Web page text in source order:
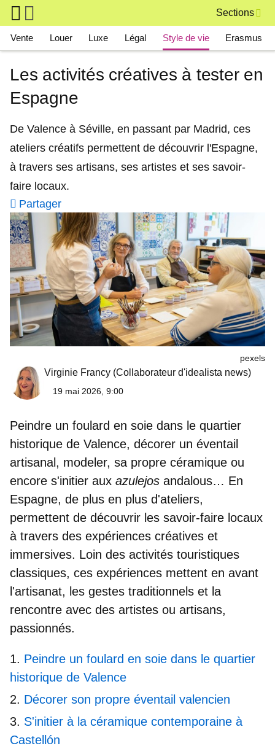
Skip to main content
Sections
Main navigation
Vente Louer Luxe Légal Style de vie Erasmus
Les activités créatives à tester en
Espagne
De Valence à Séville, en passant par Madrid, ces
ateliers créatifs permettent de découvrir l'Espagne,
à travers ses artisans, ses artistes et ses savoir-
faire locaux.
Partager
pexels
Virginie Francy (Collaborateur d'idealista news)
19 mai 2026, 9:00
Peindre un foulard en soie dans le quartier
historique de Valence, décorer un éventail
artisanal, modeler, sa propre céramique ou
encore s'initier aux azulejos andalous… En
Espagne, de plus en plus d'ateliers,
permettent de découvrir les savoir-faire locaux
à travers des expériences créatives et
immersives. Loin des activités touristiques
classiques, ces expériences mettent en avant
l'artisanat, les gestes traditionnels et la
rencontre avec des artistes ou artisans,
passionnés.
Peindre un foulard en soie dans le quartier
historique de Valence
Décorer son propre éventail valencien
S'initier à la céramique contemporaine à
Castellón